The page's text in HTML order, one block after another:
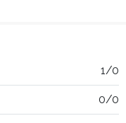
1/0
0/0